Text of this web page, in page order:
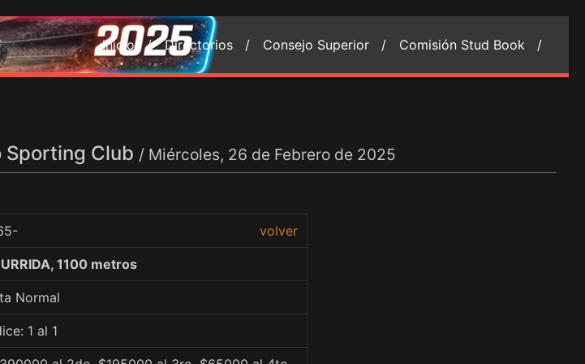
Inicio / Directorios / Consejo Superior / Comisión Stud Book /
Sporting Club / Miércoles, 26 de Febrero de 2025
volver
1100 metros
Normal
1 al 1